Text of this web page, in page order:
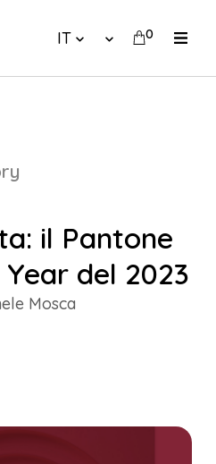
IT 0
il Pantone
del 2023
Mosca